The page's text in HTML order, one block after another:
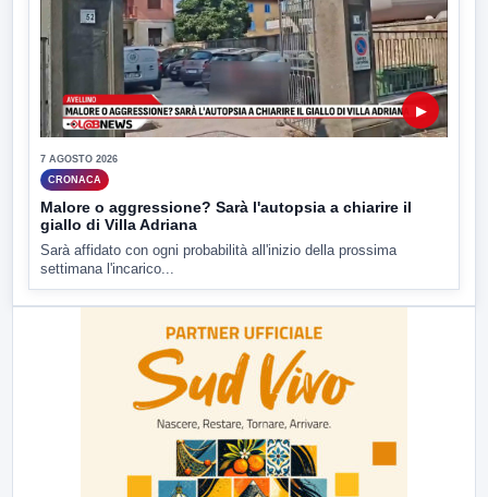
▶
7 AGOSTO 2026
CRONACA
Malore o aggressione? Sarà l'autopsia a chiarire il
giallo di Villa Adriana
Sarà affidato con ogni probabilità all'inizio della prossima
settimana l'incarico...